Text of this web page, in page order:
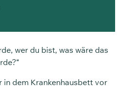
wer du bist, was wäre das
in dem Krankenhausbett vor